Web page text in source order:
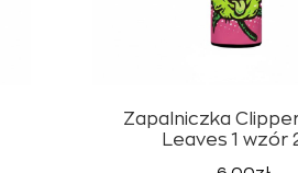
Zapalniczka
Leaves 1 wzór